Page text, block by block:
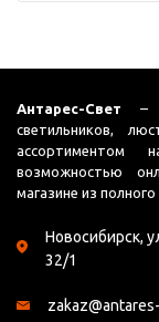
Антарес-Свет –
светильников,
возможностью
магазине из
Новосибирск,
32/1